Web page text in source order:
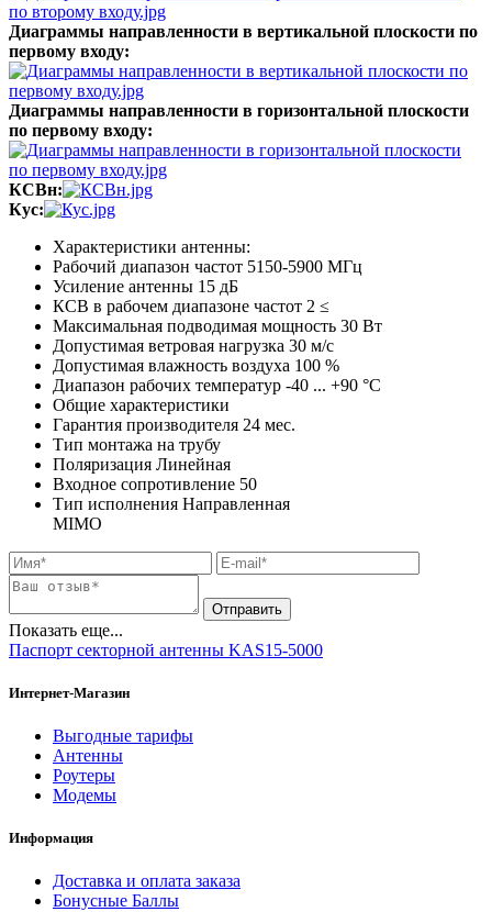
Диаграммы направленности в вертикальной плоскости по
первому входу:
Диаграммы направленности в горизонтальной плоскости
по первому входу:
КСВн:
Кус:
Характеристики антенны:
Рабочий диапазон частот 5150-5900 МГц
Усиление антенны 15 дБ
КСВ в рабочем диапазоне частот 2 ≤
Максимальная подводимая мощность 30 Вт
Допустимая ветровая нагрузка 30 м/с
Допустимая влажность воздуха 100 %
Диапазон рабочих температур -40 ... +90 °C
Общие характеристики
Гарантия производителя 24 мес.
Тип монтажа на трубу
Поляризация Линейная
Входное сопротивление 50
Тип исполнения Направленная
MIMO
Показать еще...
Паспорт секторной антенны KAS15-5000
Интернет-Магазин
Выгодные тарифы
Антенны
Роутеры
Модемы
Информация
Доставка и оплата заказа
Бонусные Баллы